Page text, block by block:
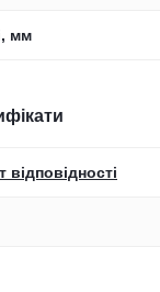
мм
відповідності